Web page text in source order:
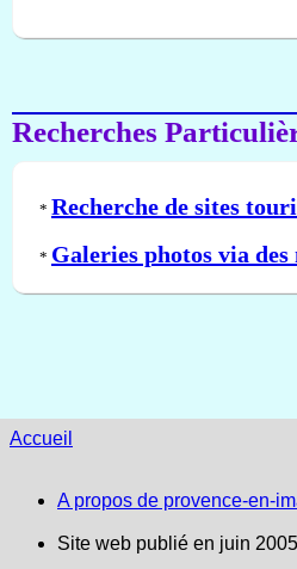
Recherches
* Recherche de sites
* Galeries photos via
Accueil
A propos de provence-en-
Site web publié en juin 2005